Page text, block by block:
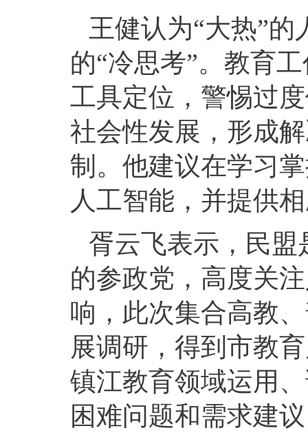
王健认为“大热”
的“冷思考”。教育
工具定位，警惕过
社会性发展，形成
制。他建议在学习
人工智能，并提供
胥云飞表示，民
的参政党，高度关
响，此次集合高教
展调研，得到市教
镇江教育领域运用
困难问题和需求建